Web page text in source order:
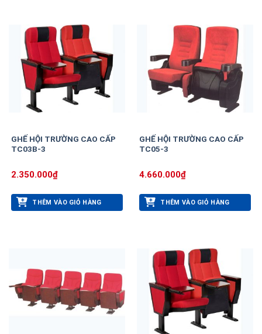
GHẾ HỘI TRƯỜNG CAO CẤP
TC03B-3
2.350.000₫
THÊM VÀO GIỎ HÀNG
GHẾ HỘI TRƯỜNG CAO CẤP
TC05-3
4.660.000₫
THÊM VÀO GIỎ HÀNG